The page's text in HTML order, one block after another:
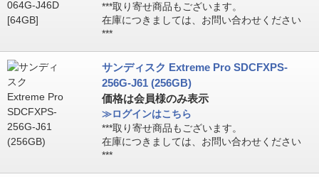
***取り寄せ商品もございます。
在庫につきましては、お問い合わせください
***
サンディスク Extreme Pro SDCFXPS-
256G-J61 (256GB)
価格は会員様のみ表示
≫ログインはこちら
***取り寄せ商品もございます。
在庫につきましては、お問い合わせください
***